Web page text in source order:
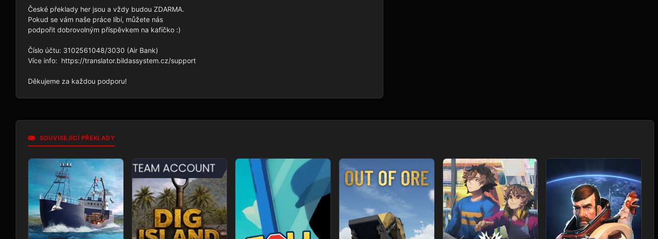
České překlady her jsou a vždy budou ZDARMA.
Pokud se vám naše práce líbí, můžete nás
podpořit dobrovolným příspěvkem na kafíčko :)
Číslo účtu: 3102561048/3030 (Air Bank)
Více info:  https://translator.bildassystem.cz/support
SOUVISEJÍCÍ PŘEKLADY